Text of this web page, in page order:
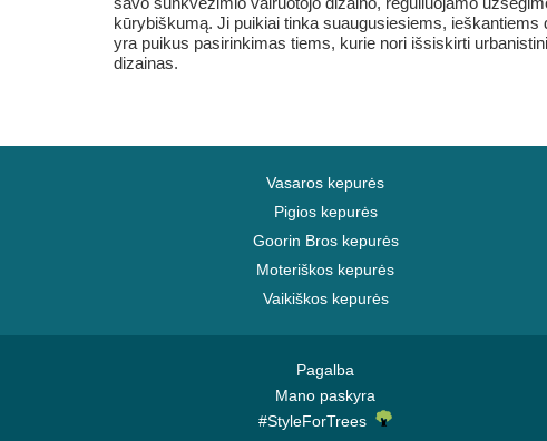
kūrybiškumą. Ji puikiai tinka suaugusiesiems,
yra puikus pasirinkimas tiems, kurie nori išsiskirti
dizainas.
Vasaros kepurės
Pigios kepurės
Goorin Bros kepurės
Moteriškos kepurės
Vaikiškos kepurės
Pagalba
Mano paskyra
#StyleForTrees